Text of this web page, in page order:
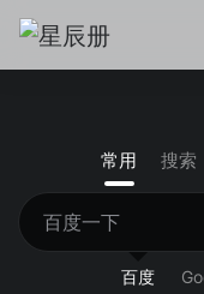
常用 搜索
百度